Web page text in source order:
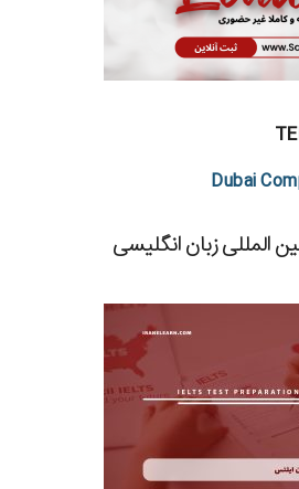
Dubai
المللی زبان انگلیسی